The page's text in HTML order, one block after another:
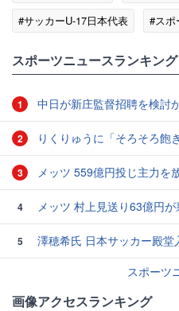
#サッカーU-17日本代表
#スポ
スポーツニュースランキング
1 中日が新庄監督招聘を検討
2 りくりゅうに「そろそろ飽
3 メッツ 559億円投じ主力を
4 メッツ 村上見送り63億円が
5
澤穂希氏 日本サッカー殿堂
スポーツ
画像アクセスランキング